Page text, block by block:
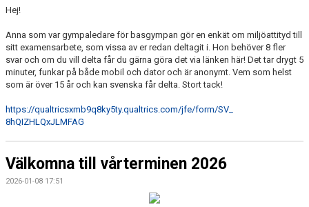
Hej!
Anna som var gympaledare för basgympan gör en enkät om miljöattityd till
sitt examensarbete, som vissa av er redan deltagit i. Hon behöver 8 fler
svar och om du vill delta får du gärna göra det via länken här! Det tar drygt 5
minuter, funkar på både mobil och dator och är anonymt. Vem som helst
som är över 15 år och kan svenska får delta. Stort tack!
https://qualtricsxmb9q8ky5ty.qualtrics.com/jfe/form/SV_
8hQIZHLQxJLMFAG
Välkomna till vårterminen 2026
2026-01-08 17:51